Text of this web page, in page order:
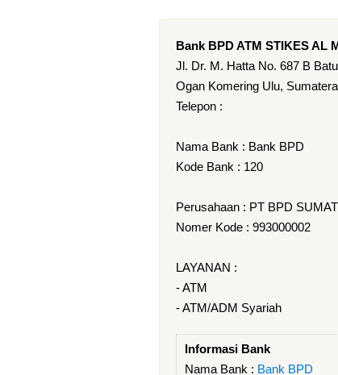
Bank BPD ATM STIKES AL
Jl. Dr. M. Hatta No. 687 B
Ogan Komering Ulu,
Telepon :
Nama Bank : Bank BPD
Kode Bank : 120
Perusahaan : PT BPD
Nomer Kode : 993000002
LAYANAN :
- ATM
- ATM/ADM Syariah
Informasi Bank
Nama Bank : Bank BPD